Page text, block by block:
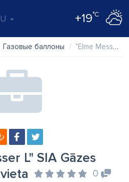
+19°C
Газовые баллоны "Elme Messer L" SIA Gāzes tirdzniecības vieta
L" SIA Gāzes
0